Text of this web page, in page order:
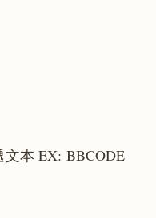
本 EX: BBCODE